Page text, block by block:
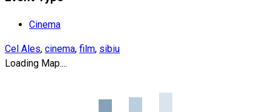
Cinema
Cel Ales, cinema, film, sibiu
Loading Map....